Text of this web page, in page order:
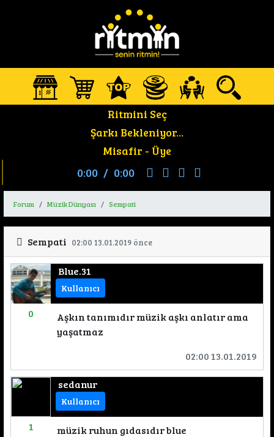
Ritmini Seç
Şarkı Bekleniyor...
Misafir - Üye
0:00 / 0:00
Forum Müzik Dünyası Sempati
Sempati 02:00 13.01.2019 önce
Blue.31
Kullanıcı
0
Aşkın tanımıdır müzik aşkı anlatır ama
yaşatmaz
02:00 13.01.2019
sedanur
Kullanıcı
1
müzik ruhun gıdasıdır blue